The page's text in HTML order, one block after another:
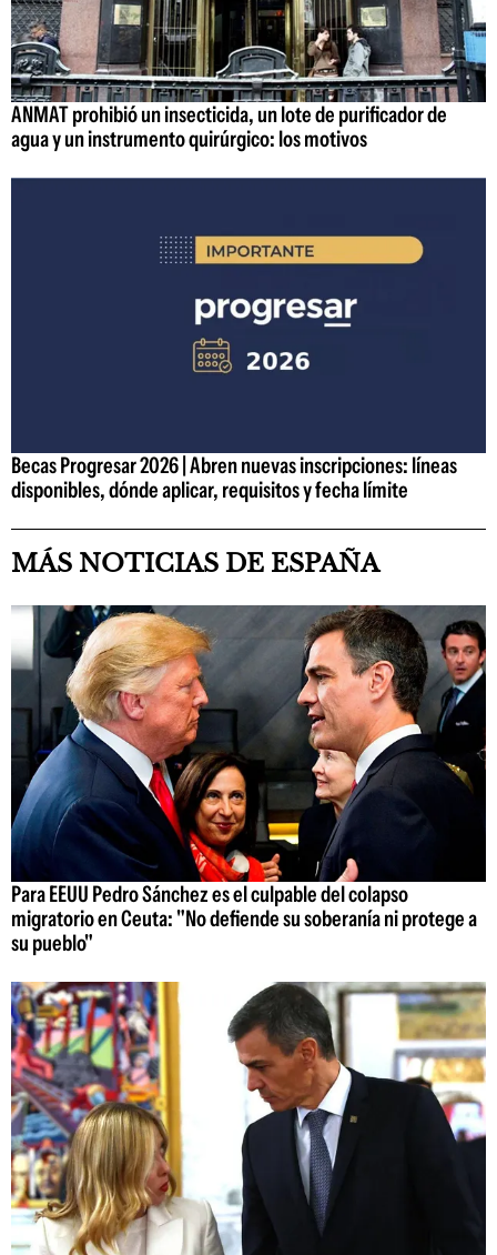
ANMAT prohibió un insecticida, un lote de purificador de
agua y un instrumento quirúrgico: los motivos
Becas Progresar 2026 | Abren nuevas inscripciones: líneas
disponibles, dónde aplicar, requisitos y fecha límite
MÁS NOTICIAS DE ESPAÑA
Para EEUU Pedro Sánchez es el culpable del colapso
migratorio en Ceuta: "No defiende su soberanía ni protege a
su pueblo"